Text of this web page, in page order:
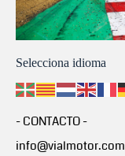
Selecciona idioma
- CONTACTO -
info@vialmotor.com